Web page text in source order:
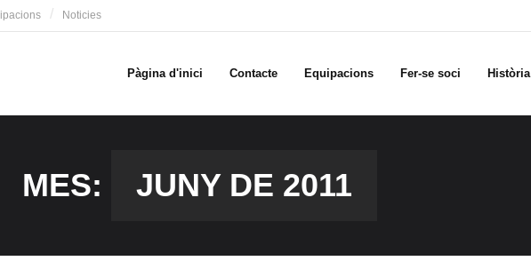
Noticies
Pàgina d'inici Contacte Equipacions Fer-se soci Història
MES: JUNY DE 2011